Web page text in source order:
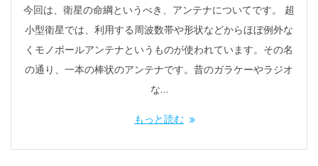
今回は、衛星の命綱というべき、アンテナについてです。 超
小型衛星では、利用する周波数帯や形状などからほぼ例外な
くモノポールアンテナというものが使われています。その名
の通り、一本の棒状のアンテナです。昔のガラケーやラジオ
な…
もっと読む